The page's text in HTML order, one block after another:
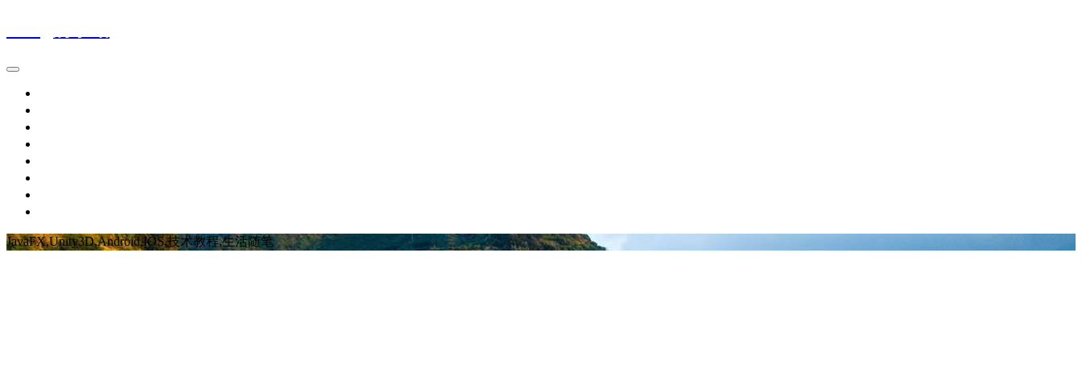
JavaFX,Unity3D,Android,IOS,技术教程,生活随笔